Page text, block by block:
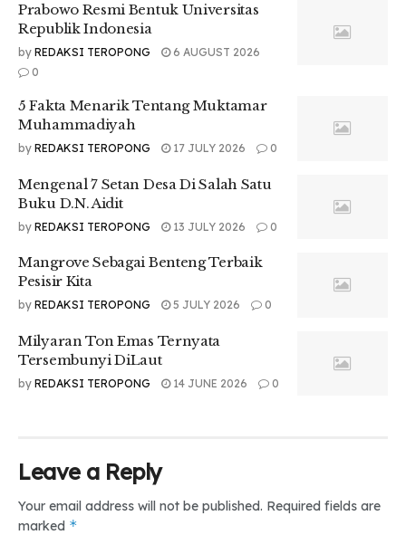
Prabowo Resmi Bentuk Universitas
Republik Indonesia
by REDAKSI TEROPONG
6 AUGUST 2026
0
5 Fakta Menarik Tentang Muktamar
Muhammadiyah
by REDAKSI TEROPONG 17 JULY 2026 0
Mengenal 7 Setan Desa Di Salah Satu
Buku D.N. Aidit
by REDAKSI TEROPONG 13 JULY 2026 0
Mangrove Sebagai Benteng Terbaik
Pesisir Kita
by REDAKSI TEROPONG 5 JULY 2026 0
Milyaran Ton Emas Ternyata
Tersembunyi DiLaut
by REDAKSI TEROPONG 14 JUNE 2026 0
Leave a Reply
Your email address will not be published. Required fields are
marked *